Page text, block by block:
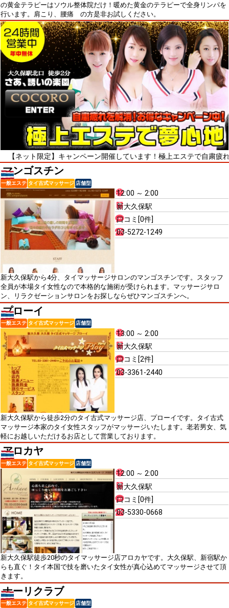
の黄金テラピーはソウル整体院だけ！暖めた黄金のテラピーで全身リンパを
行います。肩こり、腰痛 の方是非お試しください。
限定】キャンペーン開催しています！極上エステで自粛疲れをリフ
マンゴスチン
一般エステ タイ古式マッサージ 店舗型
12:00 ～ 2:00
新大久保駅
口コミ[0件]
03-5272-1249
新大久保駅から4分、タイマッサージサロンのマンゴスチンです。スタッフ
全員が本場タイ女性なので本格的な施術が受けられます。マッサージサロ
ン、リラクゼーションサロンをお探しならぜひマンゴスチンへ。
プローイ
一般エステ タイ古式マッサージ 店舗型
13:00 ～ 2:00
新大久保駅
口コミ[2件]
03-3361-2440
新大久保駅から徒歩2分のタイ古式マッサージ店、プローイです。タイ古式
マッサージ本家のタイ女性スタッフがマッサージいたします。老若男女、気
軽にお越しいただけるお店として営業しております。
アロカヤ
一般エステ タイ古式マッサージ 店舗型
12:00 ～ 2:00
新大久保駅
口コミ[0件]
03-5330-0668
新大久保駅徒歩20秒のタイマッサージ店アロカヤです。大久保駅、新宿駅か
らも直ぐ！タイ本国で技を磨いたタイ女性が真心込めてマッサージさせて頂
きます。
ナーリクラブ
一般エステ タイ古式マッサージ 店舗型